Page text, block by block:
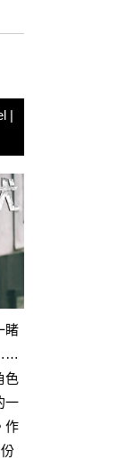
|
睹
色
一
作